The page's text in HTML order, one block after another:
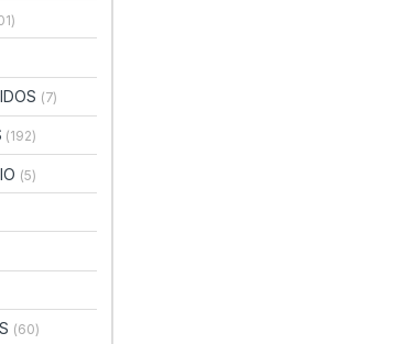
(7)
(192)
(5)
(60)